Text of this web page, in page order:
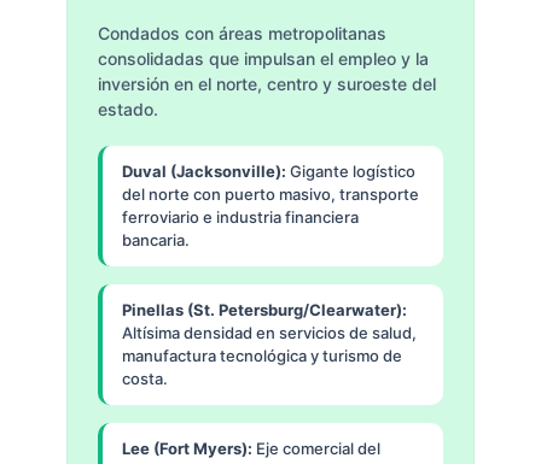
Condados con áreas metropolitanas
consolidadas que impulsan el empleo y la
inversión en el norte, centro y suroeste del
estado.
Duval (Jacksonville): Gigante logístico
del norte con puerto masivo, transporte
ferroviario e industria financiera
bancaria.
Pinellas (St. Petersburg/Clearwater):
Altísima densidad en servicios de salud,
manufactura tecnológica y turismo de
costa.
Lee (Fort Myers): Eje comercial del